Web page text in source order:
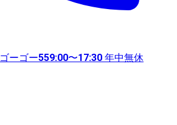
ゴーゴー559:00〜17:30 年中無休